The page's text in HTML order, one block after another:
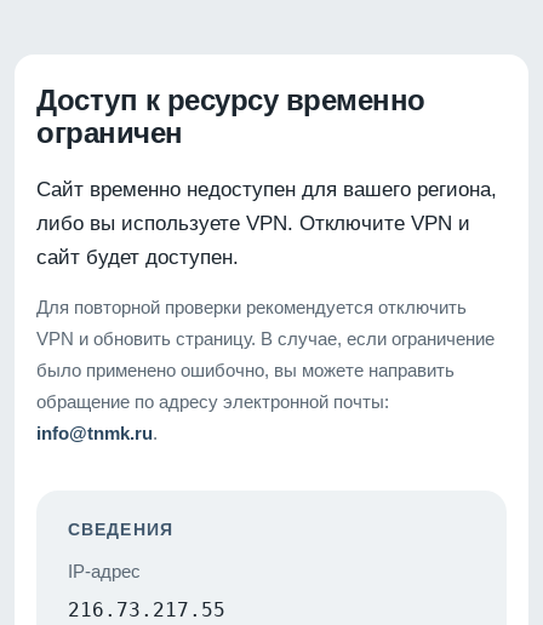
Доступ к ресурсу временно
ограничен
Сайт временно недоступен для вашего региона,
либо вы используете VPN. Отключите VPN и
сайт будет доступен.
Для повторной проверки рекомендуется отключить
VPN и обновить страницу. В случае, если ограничение
было применено ошибочно, вы можете направить
обращение по адресу электронной почты:
info@tnmk.ru.
СВЕДЕНИЯ
IP-адрес
216.73.217.55